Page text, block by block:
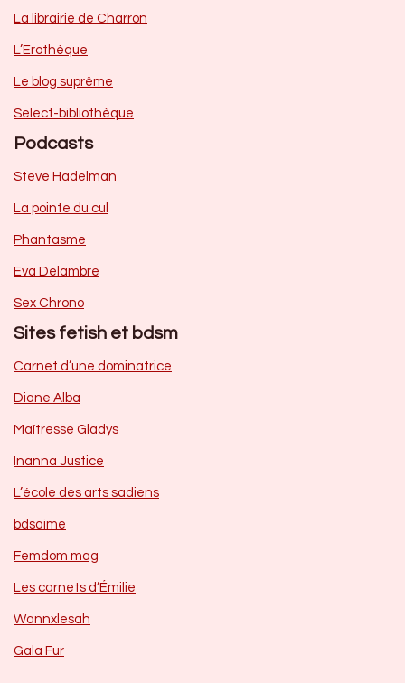
La librairie de Charron
L’Erothèque
Le blog suprême
Select-bibliothèque
Podcasts
Steve Hadelman
La pointe du cul
Phantasme
Eva Delambre
Sex Chrono
Sites fetish et bdsm
Carnet d’une dominatrice
Diane Alba
Maîtresse Gladys
Inanna Justice
L’école des arts sadiens
bdsaime
Femdom mag
Les carnets d’Émilie
Wannxlesah
Gala Fur